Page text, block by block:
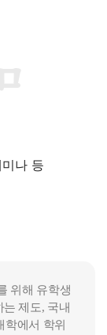
나 등
위해 유학생
제도, 국내
학에서 학위